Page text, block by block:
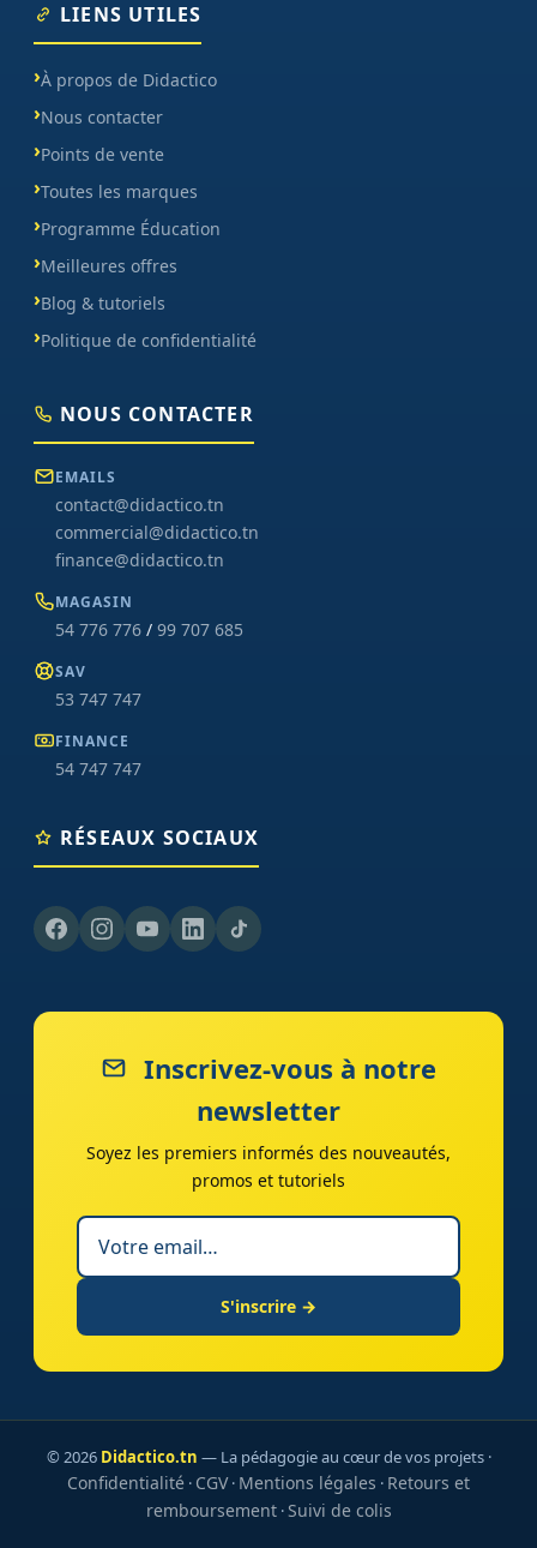
LIENS UTILES
À propos de Didactico
Nous contacter
Points de vente
Toutes les marques
Programme Éducation
Meilleures offres
Blog & tutoriels
Politique de confidentialité
NOUS CONTACTER
EMAILS
contact@didactico.tn
commercial@didactico.tn
finance@didactico.tn
MAGASIN
54 776 776 / 99 707 685
SAV
53 747 747
FINANCE
54 747 747
RÉSEAUX SOCIAUX
Inscrivez-vous à notre
newsletter
Soyez les premiers informés des nouveautés,
promos et tutoriels
S'inscrire →
© 2026 Didactico.tn — La pédagogie au cœur de vos projets ·
Confidentialité · CGV· Mentions légales · Retours et
remboursement·Suivi de colis